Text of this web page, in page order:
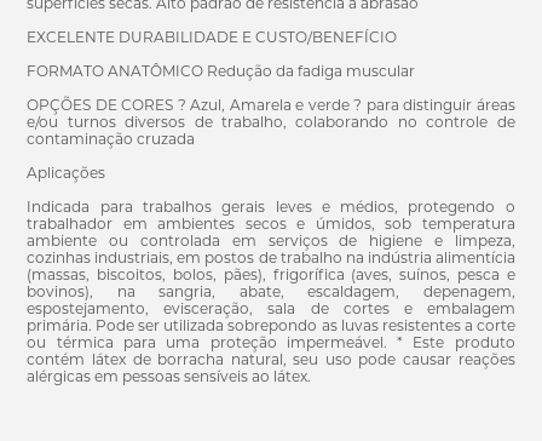
EXCELENTE DURABILIDADE E CUSTO/BENEFÍCIO
FORMATO ANATÔMICO Redução da fadiga muscular
OPÇÕES DE CORES ? Azul, Amarela e verde ? para distinguir áreas
e/ou turnos diversos de trabalho, colaborando no controle de
contaminação cruzada
Aplicações
Indicada para trabalhos gerais leves e médios, protegendo o
trabalhador em ambientes secos e úmidos, sob temperatura
ambiente ou controlada em serviços de higiene e limpeza,
cozinhas industriais, em postos de trabalho na indústria alimentícia
(massas, biscoitos, bolos, pães), frigorífica (aves, suínos, pesca e
bovinos), na sangria, abate, escaldagem, depenagem,
espostejamento, evisceração, sala de cortes e embalagem
primária. Pode ser utilizada sobrepondo as luvas resistentes a corte
ou térmica para uma proteção impermeável. * Este produto
contém látex de borracha natural, seu uso pode causar reações
alérgicas em pessoas sensíveis ao látex.